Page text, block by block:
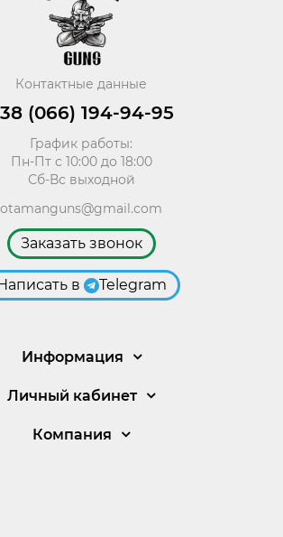
Контактные данные
(066) 194-94-95
График работы:
Пн-Пт с 10:00 до 18:00
Сб-Вс выходной
otamanguns@gmail.com
Заказать звонок
в Telegram
Информация
Личный кабинет
Компания